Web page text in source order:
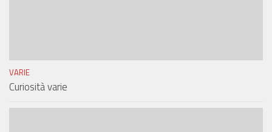
VARIE
Curiosità varie